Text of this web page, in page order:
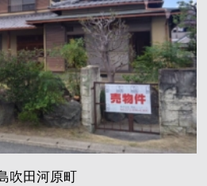
吹田河原町